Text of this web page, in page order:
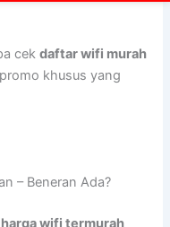
cekdaftar wifi murah
khusus yang
– Beneran Ada?
harga wifi termurah